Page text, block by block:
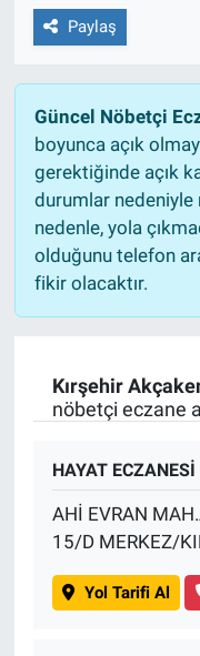
Paylaş
Güncel Nöbetçi
boyunca açık
gerektiğinde açık
durumlar
nedenle, yola
olduğunu telefon
fikir olacaktır.
Kırşehir
nöbetçi eczane
HAYAT ECZANESİ
AHİ EVRAN
15/D MERKEZ/
Yol Tarifi Al